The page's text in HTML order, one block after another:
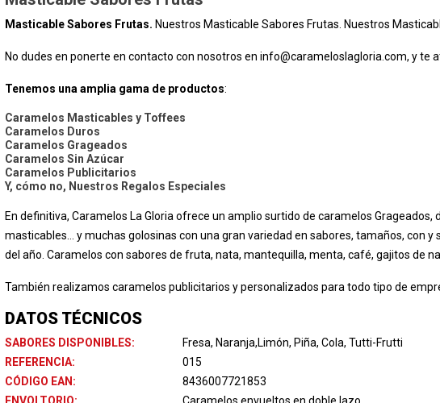
Masticable Sabores Frutas. Nuestros Masticable Sabores Frutas. Nuestros
No dudes en ponerte en contacto con nosotros en info@carameloslagloria.com, y te
Tenemos una amplia gama de productos:
Caramelos Masticables y Toffees
Caramelos Duros
Caramelos Grageados
Caramelos Sin Azúcar
Caramelos Publicitarios
Y, cómo no, Nuestros Regalos Especiales
En definitiva, Caramelos La Gloria ofrece un amplio surtido de caramelos
masticables... y muchas golosinas con una gran variedad en sabores, tamaños, con
del año. Caramelos con sabores de fruta, nata, mantequilla, menta, café, gajitos de
También realizamos caramelos publicitarios y personalizados para todo tipo de
DATOS TÉCNICOS
SABORES DISPONIBLES:
Fresa, Naranja,Limón, Piña, Cola, Tutti-Frutti
REFERENCIA:
015
CÓDIGO EAN:
8436007721853
ENVOLTORIO:
Caramelos envueltos en doble lazo.